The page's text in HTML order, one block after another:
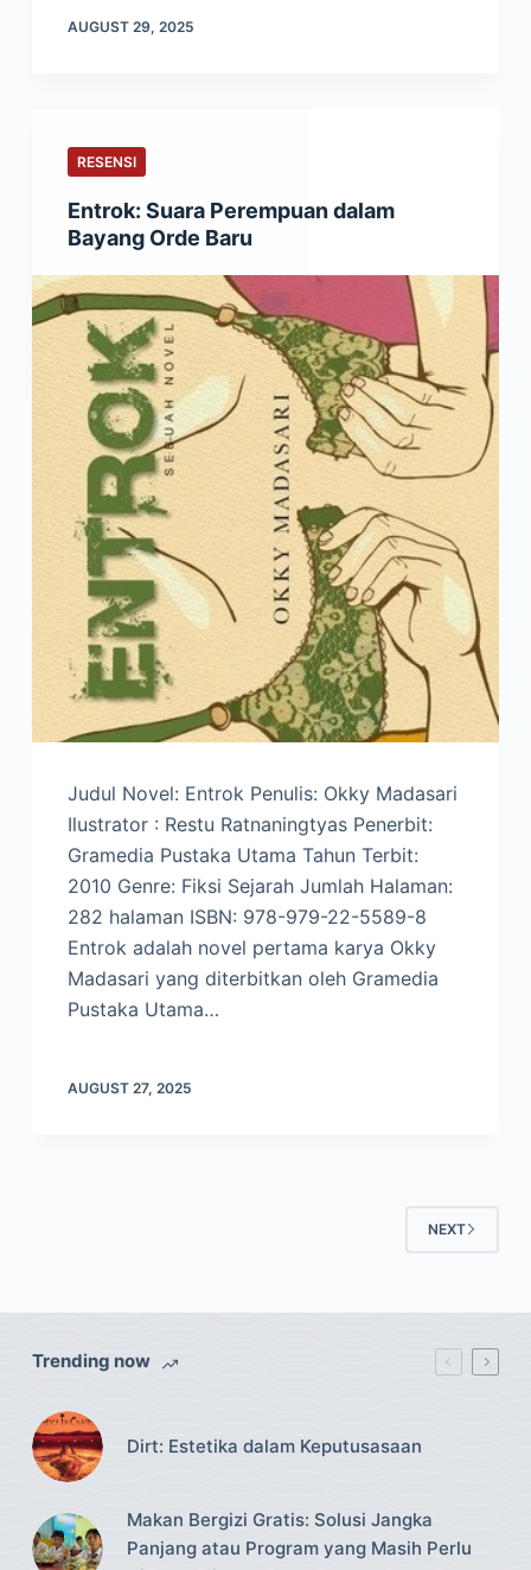
AUGUST 29, 2025
RESENSI
Entrok: Suara Perempuan dalam
Bayang Orde Baru
Judul Novel: Entrok Penulis: Okky Madasari
Ilustrator : Restu Ratnaningtyas Penerbit:
Gramedia Pustaka Utama Tahun Terbit:
2010 Genre: Fiksi Sejarah Jumlah Halaman:
282 halaman ISBN: 978-979-22-5589-8
Entrok adalah novel pertama karya Okky
Madasari yang diterbitkan oleh Gramedia
Pustaka Utama…
AUGUST 27, 2025
NEXT
Trending now
Dirt: Estetika dalam Keputusasaan
Makan Bergizi Gratis: Solusi Jangka
Panjang atau Program yang Masih Perlu